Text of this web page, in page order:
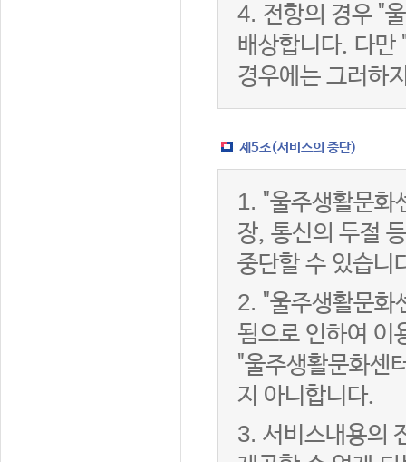
4. 전항의 경우 "
배상합니다. 다만
경우에는 그러하
제5조(서비스의 중단)
1. "울주생활문화
장, 통신의 두절
중단할 수 있습니
2. "울주생활문화
됨으로 인하여 이
"울주생활문화센
지 아니합니다.
3. 서비스내용의